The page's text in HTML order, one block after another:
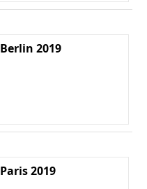
Berlin 2019
Paris 2019